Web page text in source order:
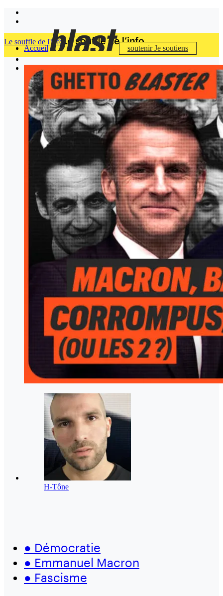
Accueil soutenirJe soutiens
Le souffle de l'info
H-Tône
● Démocratie
● Emmanuel Macron
● Fascisme